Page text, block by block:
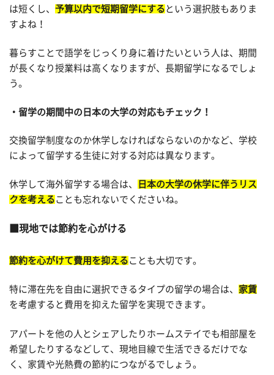
は短くし、 予算以内で短期留学にする という選択肢もありま
すよね！
暮らすことで語学をじっくり身に着けたいという人は、期間
が長くなり授業料は高くなりますが、長期留学になるでしょ
う。
留学の期間中の日本の大学の対応もチェック！
交換留学制度なのか休学しなければならないのかなど、学校
によって留学する生徒に対する対応は異なります。
休学して海外留学する場合は、
日本の大学の休学に伴うリス
クを考える ことも忘れないでくださいね。
現地では節約を心がける
節約を心がけて費用を抑える ことも大切です。
特に滞在先を自由に選択できるタイプの留学の場合は、 家賃
を考慮すると費用を抑えた留学を実現できます。
アパートを他の人とシェアしたりホームステイでも相部屋を
希望したりするなどして、現地目線で生活できるだけでな
く、家賃や光熱費の節約につながるでしょう。